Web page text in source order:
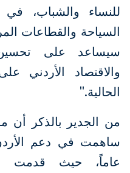
للنساء والشباب، في
السياحة والقطاعات
سيساعد على
والاقتصاد الأردني
الحالية."
من الجدير بالذكر أن
عاماً، حيث قدمت